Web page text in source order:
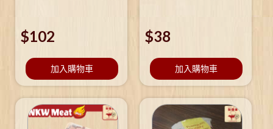
$102
加入購物車
$38
加入購物車